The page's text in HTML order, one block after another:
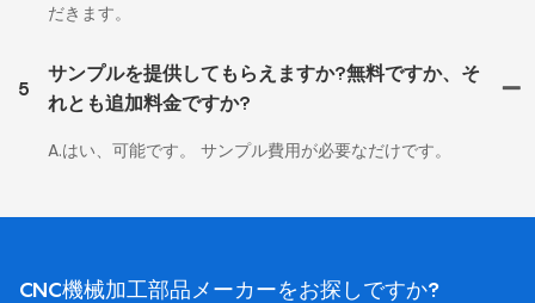
だきます。
5
サンプルを提供してもらえますか?無料ですか、そ
れとも追加料金ですか?
A.はい、可能です。 サンプル費用が必要なだけです。
CNC機械加工部品メーカーをお探しですか?